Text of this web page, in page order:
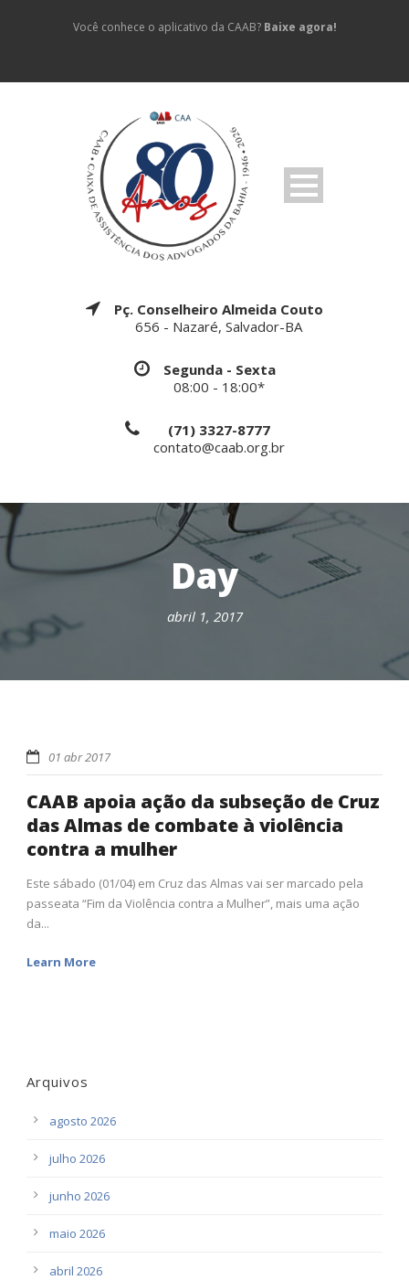
Você conhece o aplicativo da CAAB? Baixe agora!
Pç. Conselheiro Almeida Couto
656 - Nazaré, Salvador-BA
Segunda - Sexta
08:00 - 18:00*
(71) 3327-8777
contato@caab.org.br
Day
abril 1, 2017
01 abr 2017
CAAB apoia ação da subseção de Cruz
das Almas de combate à violência
contra a mulher
Este sábado (01/04) em Cruz das Almas vai ser marcado pela
passeata “Fim da Violência contra a Mulher”, mais uma ação
da...
Learn More
Arquivos
agosto 2026
julho 2026
junho 2026
maio 2026
abril 2026